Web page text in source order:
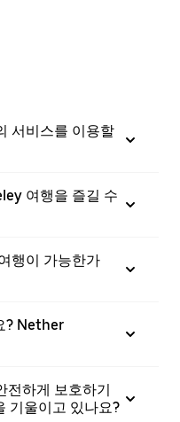
서비스를 이용할
여행을 즐길 수
행이 가능한가
? Nether
하게 보호하기
기울이고 있나요?